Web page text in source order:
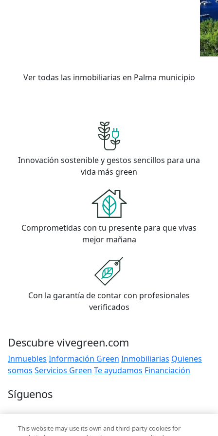
Ver todas las inmobiliarias en Palma municipio
Innovación sostenible y gestos sencillos para una
vida más green
Comprometidas con tu presente para que vivas
mejor mañana
Con la garantía de contar con profesionales
verificados
Descubre vivegreen.com
Inmuebles Información Green Inmobiliarias Quienes
somos Servicios Green Te ayudamos Financiación
Síguenos
Contacto
This website may use its own and third-party cookies for